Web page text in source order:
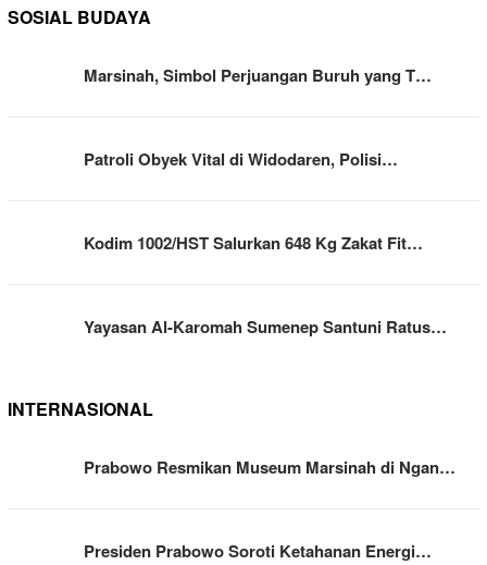
SOSIAL BUDAYA
Marsinah, Simbol Perjuangan Buruh yang T…
Patroli Obyek Vital di Widodaren, Polisi…
Kodim 1002/HST Salurkan 648 Kg Zakat Fit…
Yayasan Al-Karomah Sumenep Santuni Ratus…
INTERNASIONAL
Prabowo Resmikan Museum Marsinah di Ngan…
Presiden Prabowo Soroti Ketahanan Energi…